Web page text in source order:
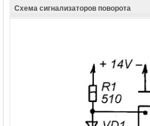
Схема сигнализаторов поворота